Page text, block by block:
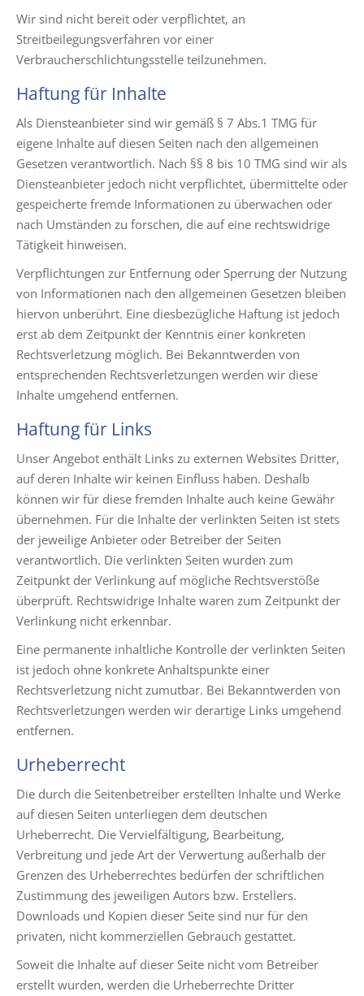
Wir sind nicht bereit oder verpflichtet, an
Streitbeilegungsverfahren vor einer
Verbraucherschlichtungsstelle teilzunehmen.
Haftung für Inhalte
Als Diensteanbieter sind wir gemäß § 7 Abs.1 TMG für
eigene Inhalte auf diesen Seiten nach den allgemeinen
Gesetzen verantwortlich. Nach §§ 8 bis 10 TMG sind wir als
Diensteanbieter jedoch nicht verpflichtet, übermittelte oder
gespeicherte fremde Informationen zu überwachen oder
nach Umständen zu forschen, die auf eine rechtswidrige
Tätigkeit hinweisen.
Verpflichtungen zur Entfernung oder Sperrung der Nutzung
von Informationen nach den allgemeinen Gesetzen bleiben
hiervon unberührt. Eine diesbezügliche Haftung ist jedoch
erst ab dem Zeitpunkt der Kenntnis einer konkreten
Rechtsverletzung möglich. Bei Bekanntwerden von
entsprechenden Rechtsverletzungen werden wir diese
Inhalte umgehend entfernen.
Haftung für Links
Unser Angebot enthält Links zu externen Websites Dritter,
auf deren Inhalte wir keinen Einfluss haben. Deshalb
können wir für diese fremden Inhalte auch keine Gewähr
übernehmen. Für die Inhalte der verlinkten Seiten ist stets
der jeweilige Anbieter oder Betreiber der Seiten
verantwortlich. Die verlinkten Seiten wurden zum
Zeitpunkt der Verlinkung auf mögliche Rechtsverstöße
überprüft. Rechtswidrige Inhalte waren zum Zeitpunkt der
Verlinkung nicht erkennbar.
Eine permanente inhaltliche Kontrolle der verlinkten Seiten
ist jedoch ohne konkrete Anhaltspunkte einer
Rechtsverletzung nicht zumutbar. Bei Bekanntwerden von
Rechtsverletzungen werden wir derartige Links umgehend
entfernen.
Urheberrecht
Die durch die Seitenbetreiber erstellten Inhalte und Werke
auf diesen Seiten unterliegen dem deutschen
Urheberrecht. Die Vervielfältigung, Bearbeitung,
Verbreitung und jede Art der Verwertung außerhalb der
Grenzen des Urheberrechtes bedürfen der schriftlichen
Zustimmung des jeweiligen Autors bzw. Erstellers.
Downloads und Kopien dieser Seite sind nur für den
privaten, nicht kommerziellen Gebrauch gestattet.
Soweit die Inhalte auf dieser Seite nicht vom Betreiber
erstellt wurden, werden die Urheberrechte Dritter